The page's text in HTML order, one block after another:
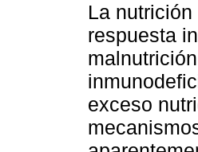
La
respuesta
exceso